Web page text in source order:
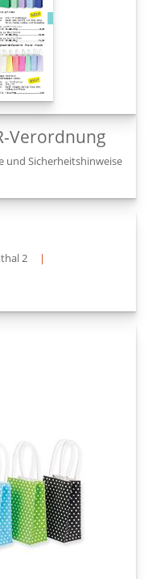
Verordnung
und Sicherheitshinweise
2
|